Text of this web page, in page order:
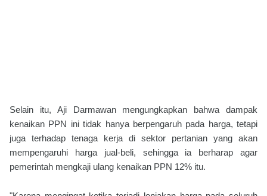
Selain itu, Aji Darmawan mengungkapkan bahwa dampak
kenaikan PPN ini tidak hanya berpengaruh pada harga, tetapi
juga terhadap tenaga kerja di sektor pertanian yang akan
mempengaruhi harga jual-beli, sehingga ia berharap agar
pemerintah mengkaji ulang kenaikan PPN 12% itu.